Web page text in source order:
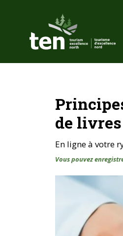
contenu
principal
de
En ligne à votre
Vous pouvez